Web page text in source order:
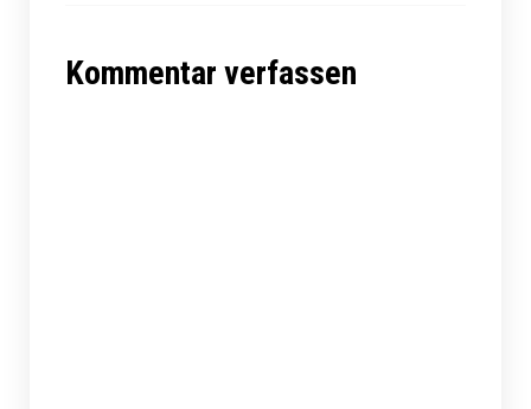
Kommentar verfassen